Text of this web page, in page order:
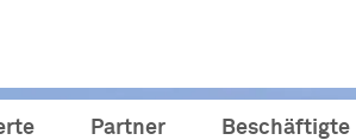
Partner Beschäftigte